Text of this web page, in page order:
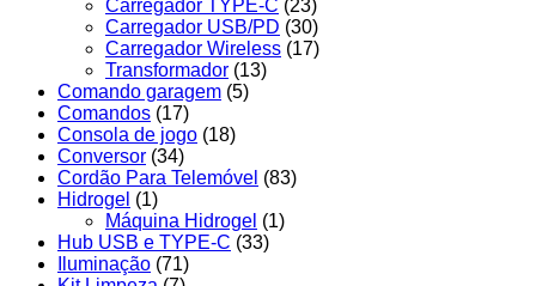
Carregador TYPE-C (23)
Carregador USB/PD (30)
Carregador Wireless (17)
Transformador (13)
Comando garagem (5)
Comandos (17)
Consola de jogo (18)
Conversor (34)
Cordão Para Telemóvel (83)
Hidrogel (1)
Máquina Hidrogel (1)
Hub USB e TYPE-C (33)
Iluminação (71)